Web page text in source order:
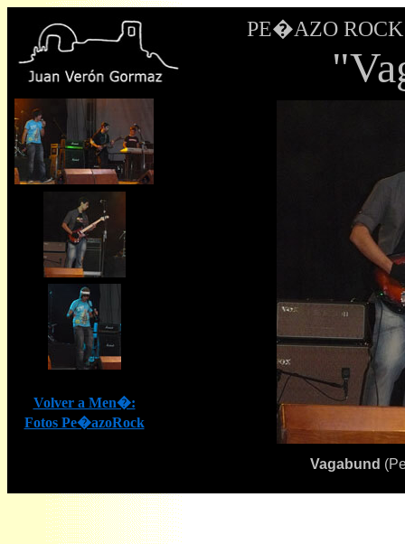
PE�AZO ROCK
Volver a Men�:
Fotos Pe�azoRock
Vagabund